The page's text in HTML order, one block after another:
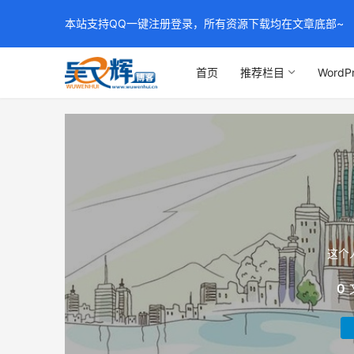
首页 推荐栏目
这个
0
本站支持QQ一键注册登录，所有资源下载均在文章底部~